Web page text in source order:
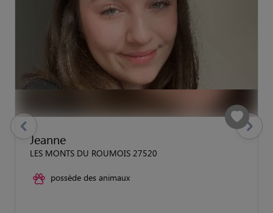
Jeanne
LES MONTS DU ROUMOIS 27520
possède des animaux
previous Suivant